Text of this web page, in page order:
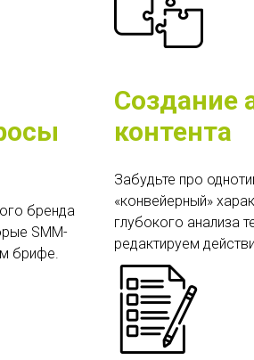
бренда
SMM-
брифе.
Создание
контента
Забудьте про
«конвейерный»
глубокого анализа
редактируем